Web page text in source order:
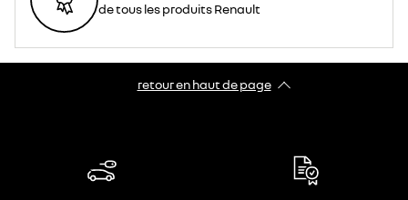
de tous les produits Renault
retour en haut de page​